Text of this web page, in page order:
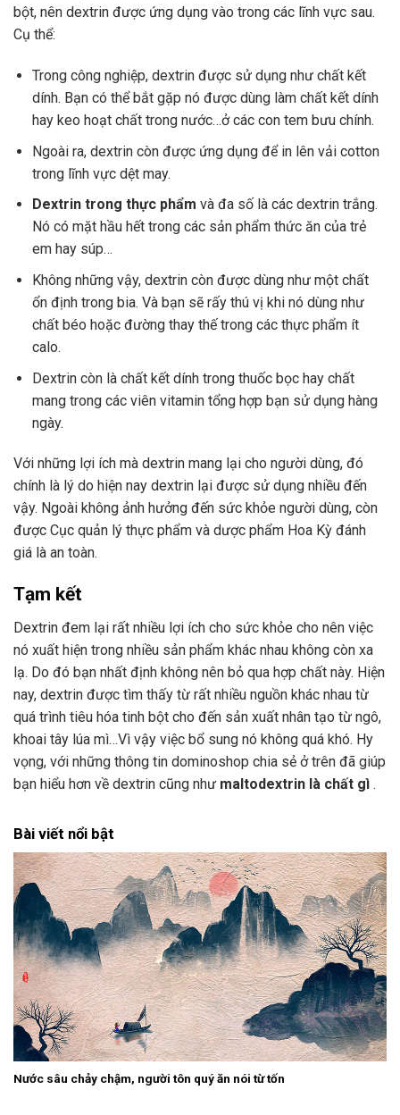
bột, nên dextrin được ứng dụng vào trong các lĩnh vực sau.
Cụ thể:
Trong công nghiệp, dextrin được sử dụng như chất kết
dính. Bạn có thể bắt gặp nó được dùng làm chất kết dính
hay keo hoạt chất trong nước…ở các con tem bưu chính.
Ngoài ra, dextrin còn được ứng dụng để in lên vải cotton
trong lĩnh vực dệt may.
Dextrin trong thực phẩm và đa số là các dextrin trắng.
Nó có mặt hầu hết trong các sản phẩm thức ăn của trẻ
em hay súp…
Không những vậy, dextrin còn được dùng như một chất
ổn định trong bia. Và bạn sẽ rấy thú vị khi nó dùng như
chất béo hoặc đường thay thế trong các thực phẩm ít
calo.
Dextrin còn là chất kết dính trong thuốc bọc hay chất
mang trong các viên vitamin tổng hợp bạn sử dụng hàng
ngày.
Với những lợi ích mà dextrin mang lại cho người dùng, đó
chính là lý do hiện nay dextrin lại được sử dụng nhiều đến
vậy. Ngoài không ảnh hưởng đến sức khỏe người dùng, còn
được Cục quản lý thực phẩm và dược phẩm Hoa Kỳ đánh
giá là an toàn.
Tạm kết
Dextrin đem lại rất nhiều lợi ích cho sức khỏe cho nên việc
nó xuất hiện trong nhiều sản phẩm khác nhau không còn xa
lạ. Do đó bạn nhất định không nên bỏ qua hợp chất này. Hiện
nay, dextrin được tìm thấy từ rất nhiều nguồn khác nhau từ
quá trình tiêu hóa tinh bột cho đến sản xuất nhân tạo từ ngô,
khoai tây lúa mì…Vì vậy việc bổ sung nó không quá khó. Hy
vọng, với những thông tin dominoshop chia sẻ ở trên đã giúp
bạn hiểu hơn về dextrin cũng như maltodextrin là chất gì .
Bài viết nổi bật
Nước sâu chảy chậm, người tôn quý ăn nói từ tốn